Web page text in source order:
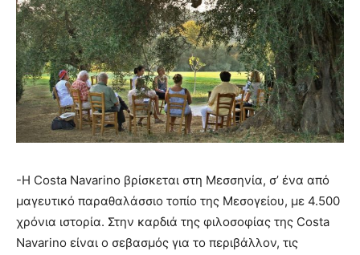
-Η Costa Navarino βρίσκεται στη Μεσσηνία, σ’ ένα από
μαγευτικό παραθαλάσσιο τοπίο της Μεσογείου, με 4.500
χρόνια ιστορία. Στην καρδιά της φιλοσοφίας της Costa
Navarino είναι ο σεβασμός για το περιβάλλον, τις